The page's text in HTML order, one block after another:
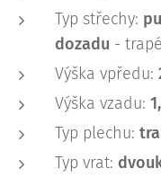
Typ střechy:
dozadu -
Výška vpředu:
Výška vzadu:
Typ plechu:
Typ vrat: